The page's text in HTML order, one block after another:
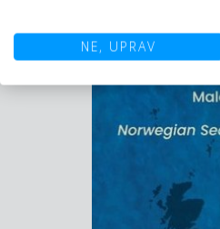
MINUTE
NE, UPRAV